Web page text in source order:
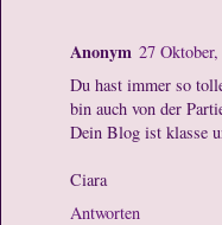
Anonym 27
Du hast immer so
bin auch von der
Dein Blog ist klasse
Ciara
Antworten